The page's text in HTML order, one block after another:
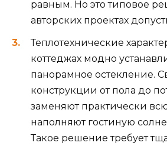
равным. Но это типовое
авторских проектах
Теплотехнические
коттеджах модно
панорамное остекление.
конструкции от пола до
заменяют практически
наполняют гостиную
Такое решение требует